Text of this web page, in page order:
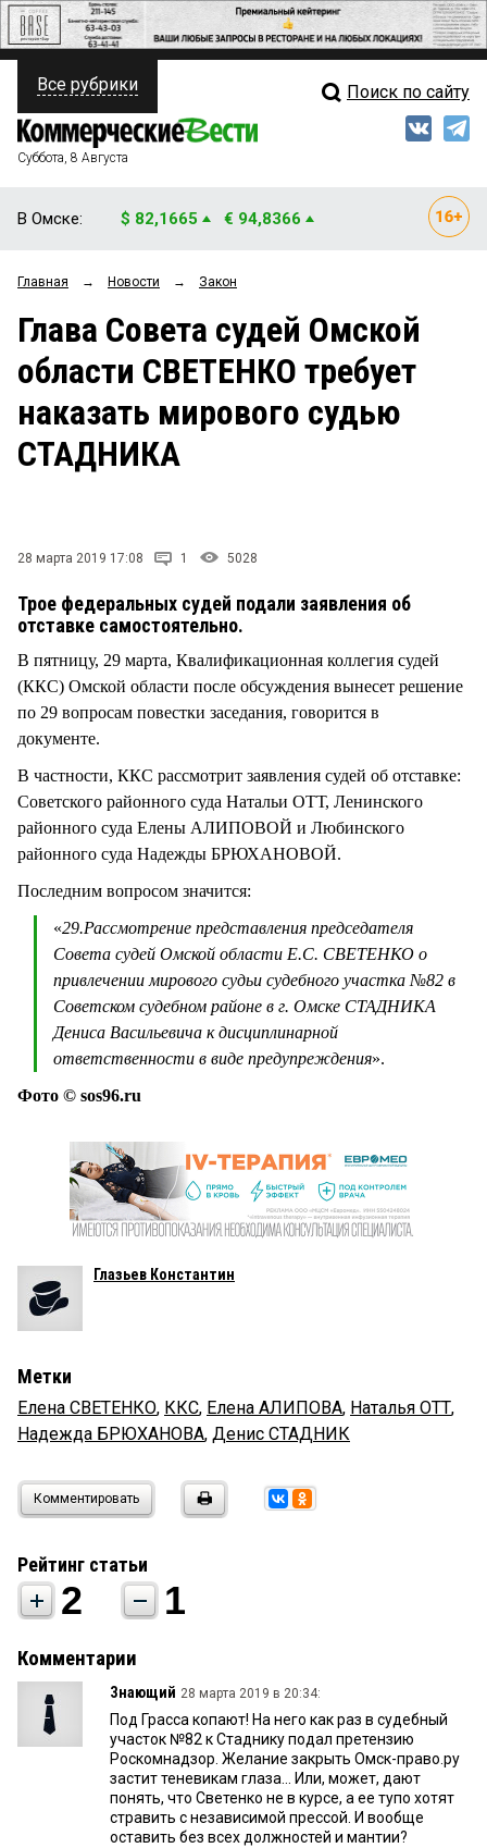
ПОЛИТИКА
ФИНАНСЫ
ОБЩЕСТВО
ЗАКОН
ПРОИСШЕСТВИЯ
Свежий выпуск
Рейтинги
Блоги
Архив
Все рубрики Поиск по сайту
Суббота, 8 Августа
В Омске: $ 82,1665 € 94,8366
Главная → Новости → Закон
Глава Совета судей Омской
области СВЕТЕНКО требует
наказать мирового судью
СТАДНИКА
28 марта 2019 17:08 1 5028
Трое федеральных судей подали заявления об
отставке самостоятельно.
В пятницу, 29 марта, Квалификационная коллегия судей
(ККС) Омской области после обсуждения вынесет решение
по 29 вопросам повестки заседания, говорится в
документе.
В частности, ККС рассмотрит заявления судей об отставке:
Советского районного суда Натальи ОТТ, Ленинского
районного суда Елены АЛИПОВОЙ и Любинского
районного суда Надежды БРЮХАНОВОЙ.
Последним вопросом значится:
«29.Рассмотрение представления председателя
Совета судей Омской области Е.С. СВЕТЕНКО о
привлечении мирового судьи судебного участка №82 в
Советском судебном районе в г. Омске СТАДНИКА
Дениса Васильевича к дисциплинарной
ответственности в виде предупреждения».
Фото © sos96.ru
Глазьев Константин
Метки
Елена СВЕТЕНКО, ККС, Елена АЛИПОВА, Наталья ОТТ,
Надежда БРЮХАНОВА, Денис СТАДНИК
Комментировать
Рейтинг статьи
2 1
Комментарии
Знающий 28 марта 2019 в 20:34:
Под Грасса копают! На него как раз в судебный
участок №82 к Стаднику подал претензию
Роскомнадзор. Желание закрыть Омск-право.ру
застит теневикам глаза... Или, может, дают
понять, что Светенко не в курсе, а ее тупо хотят
стравить с независимой прессой. И вообще
оставить без всех должностей и мантии?